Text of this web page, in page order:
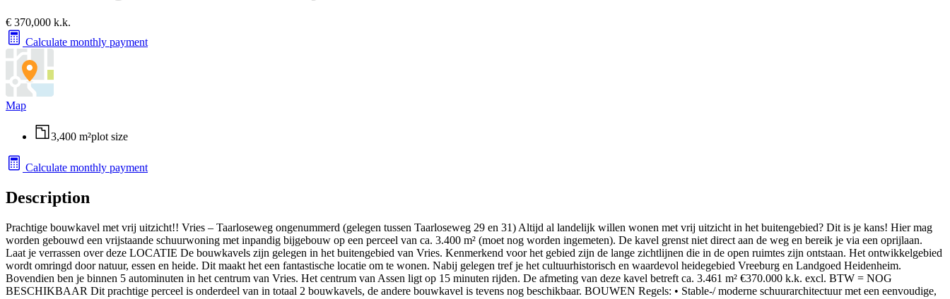
€ 370,000 k.k.
Calculate monthly payment
Map
3,400 m²plot size
Calculate monthly payment
Description
Prachtige bouwkavel met vrij uitzicht!! Vries – Taarloseweg ongenummerd (gelegen tussen Taarloseweg 29 en 31) Altijd al landelijk willen wonen met vrij uitzicht in het buitengebied? Dit is je kans! Hier mag
worden gebouwd een vrijstaande schuurwoning met inpandig bijgebouw op een perceel van ca. 3.400 m² (moet nog worden ingemeten). De kavel grenst niet direct aan de weg en bereik je via een oprijlaan.
Laat je verrassen over deze LOCATIE De bouwkavels zijn gelegen in het buitengebied van Vries. Kenmerkend voor het gebied zijn de lange zichtlijnen die in de open ruimtes zijn ontstaan. Het ontwikkelgebied
wordt omringd door natuur, essen en heide. Dit maakt het een fantastische locatie om te wonen. Nabij gelegen tref je het cultuurhistorisch en waardevol heidegebied Vreeburg en Landgoed Heidenheim.
Bovendien ben je binnen 5 autominuten in het centrum van Vries. Het centrum van Assen ligt op 15 minuten rijden. De afmeting van deze kavel betreft ca. 3.461 m² €370.000 k.k. excl. BTW = NOG
BESCHIKBAAR Dit prachtige perceel is onderdeel van in totaal 2 bouwkavels, de andere bouwkavel is tevens nog beschikbaar. BOUWEN Regels: • Stable-/ moderne schuurarchitectuur met een eenvoudige,